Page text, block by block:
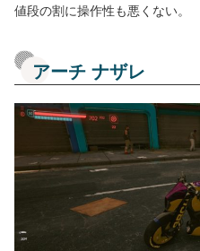
値段の割に操作性も悪くない。
アーチ ナザレ